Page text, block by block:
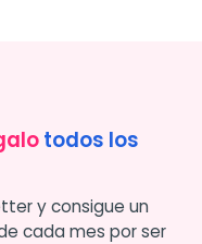
todos los
y consigue un
cada mes por ser